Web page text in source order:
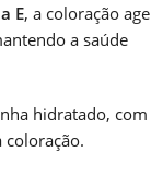
E, a coloração age
a saúde
hidratado, com
coloração.